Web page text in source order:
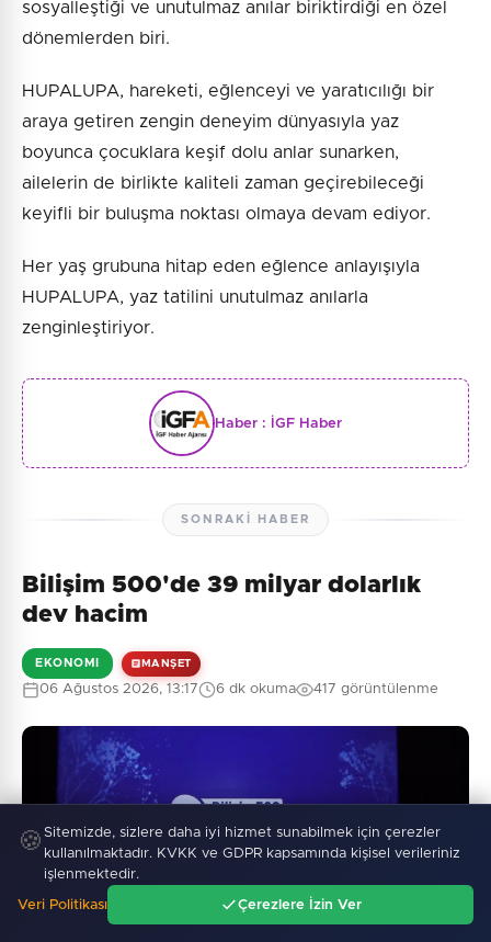
sosyalleştiği ve unutulmaz anılar biriktirdiği en özel
dönemlerden biri.
HUPALUPA, hareketi, eğlenceyi ve yaratıcılığı bir
araya getiren zengin deneyim dünyasıyla yaz
boyunca çocuklara keşif dolu anlar sunarken,
ailelerin de birlikte kaliteli zaman geçirebileceği
keyifli bir buluşma noktası olmaya devam ediyor.
Her yaş grubuna hitap eden eğlence anlayışıyla
HUPALUPA, yaz tatilini unutulmaz anılarla
zenginleştiriyor.
Haber : İGF Haber
SONRAKI HABER
Bilişim 500'de 39 milyar dolarlık
dev hacim
EKONOMI MANŞET
06 Ağustos 2026, 13:17 6 dk okuma 417 görüntülenme
🍪 Sitemizde, sizlere daha iyi hizmet sunabilmek için çerezler
kullanılmaktadır. KVKK ve GDPR kapsamında kişisel verileriniz
işlenmektedir.
Veri Politikası Çerezlere İzin Ver
Gündem Ara Menü